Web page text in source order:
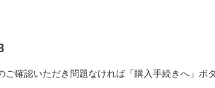
ご確認いただき問題なければ「購入手続きへ」ボ